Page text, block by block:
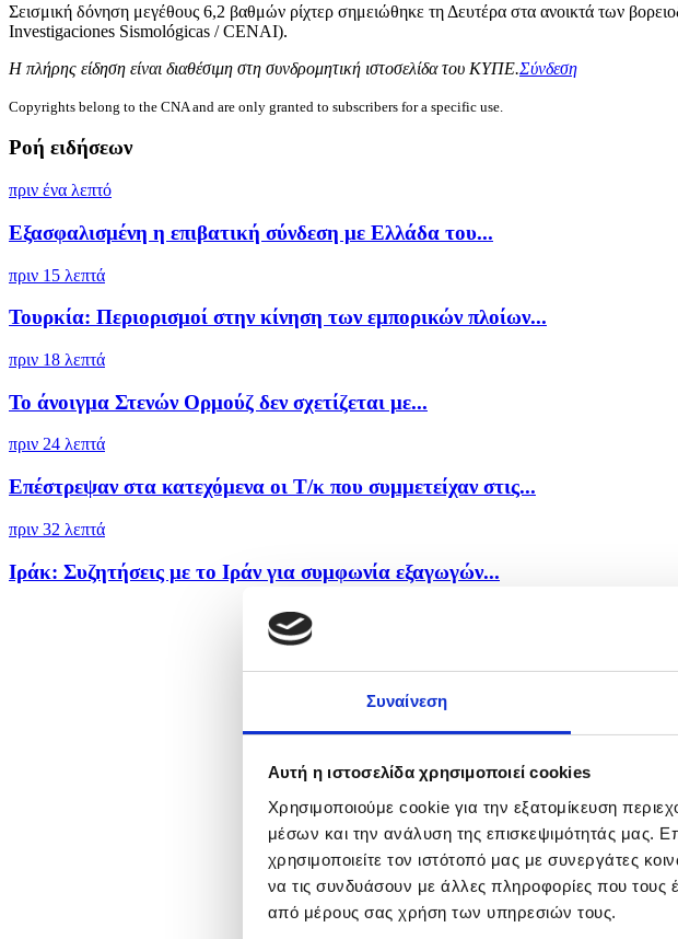
Συναίνεση
Αυτή η ιστοσελίδα χρησιμοποιεί cookies
Χρησιμοποιούμε cookie για την εξατομίκευση
μέσων και την ανάλυση της επισκεψιμότητάς μας.
χρησιμοποιείτε τον ιστότοπό μας με συνεργάτες
να τις συνδυάσουν με άλλες πληροφορίες που τους
από μέρους σας χρήση των υπηρεσιών τους.
Σεισμική δόνηση μεγέθους 6,2 βαθμών ρίχτερ σημειώθηκε τη Δευτέρα στα ανοικτά των
Investigaciones Sismológicas / CENAI).
Η πλήρης είδηση είναι διαθέσιμη στη συνδρομητική ιστοσελίδα του ΚΥΠΕ.Σύνδεση
Copyrights belong to the CNA and are only granted to subscribers for a specific use.
Ροή ειδήσεων
πριν ένα λεπτό
Εξασφαλισμένη η επιβατική σύνδεση με Ελλάδα του...
πριν 15 λεπτά
Τουρκία: Περιορισμοί στην κίνηση των εμπορικών πλοίων...
πριν 18 λεπτά
Το άνοιγμα Στενών Ορμούζ δεν σχετίζεται με...
πριν 24 λεπτά
Επέστρεψαν στα κατεχόμενα οι Τ/κ που συμμετείχαν στις...
πριν 32 λεπτά
Ιράκ: Συζητήσεις με το Ιράν για συμφωνία εξαγωγών...